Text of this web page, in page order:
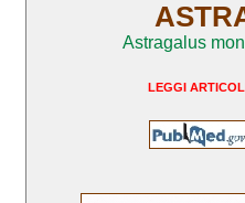
Astragalus
LEGGI